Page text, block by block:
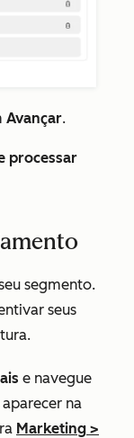
Avançar.
processar
segmento.
seus
e navegue
aparecer na
Marketing >